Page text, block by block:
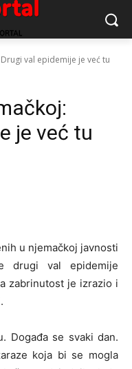
val epidemije je već tu
je već tu
u njemačkoj javnosti
drugi val epidemije
zabrinutost je izrazio i
Događa se svaki dan.
koja bi se mogla